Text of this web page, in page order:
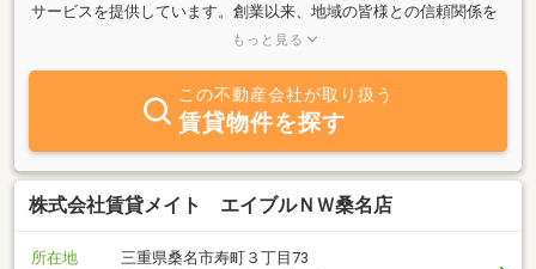
サービスを提供しています。創業以来、地域の皆様との信頼関係を
大切にし、誠実に業務に取り組んでまいりました。私たちが日々心
た最適な不動産のご提案を行うことです。これまで多くのお客様に
支えられ、そして共に歩んでこれたことに深く感謝しております。
今後も、変わりゆく時代の中で、常に新しい方法を模索し、地域と
共に成長していくことをお約束いたします。お困りのことやご相談
などありましたら、どうぞお気軽にお声がけください。これからも
皆様にとって心強いパートナーであり続けられるよう、全力を尽く
もっと見る
この不動産会社が取り扱う
賃貸物件を探す
株式会社賃貸メイト エイブルＮＷ桑名店
所在地
三重県桑名市寿町３丁目73